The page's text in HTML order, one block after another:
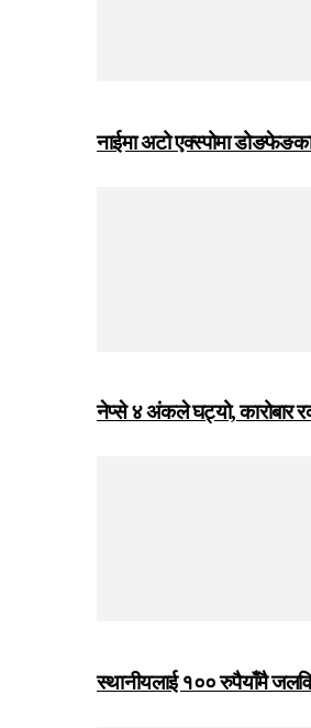
नाईमा अटो एक्स्पोमा
नेप्से ४ अंकले घट्यो, कारोबार
स्थानीयलाई १०० रुपैयाँमै